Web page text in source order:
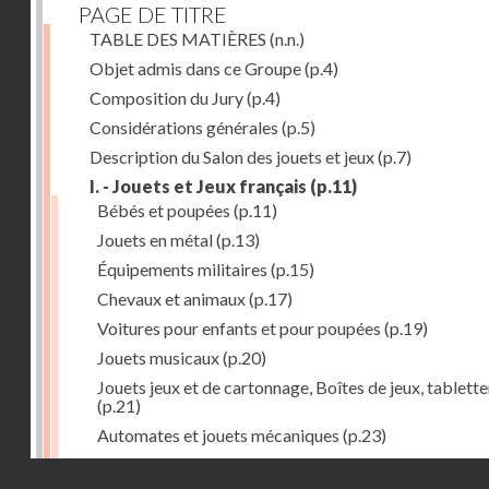
PAGE DE TITRE
TABLE DES MATIÈRES (n.n.)
Objet admis dans ce Groupe(p.4)
Composition du Jury(p.4)
Considérations générales (p.5)
Description du Salon des jouets et jeux(p.7)
I. - Jouets et Jeux français (p.11)
Bébés et poupées (p.11)
Jouets en métal(p.13)
Équipements militaires (p.15)
Chevaux et animaux(p.17)
Voitures pour enfants et pour poupées (p.19)
Jouets musicaux(p.20)
Jouets jeux et de cartonnage, Boîtes de jeux,
(p.21)
Automates et jouets mécaniques (p.23)
Jouets en caoutchouc(p.25)